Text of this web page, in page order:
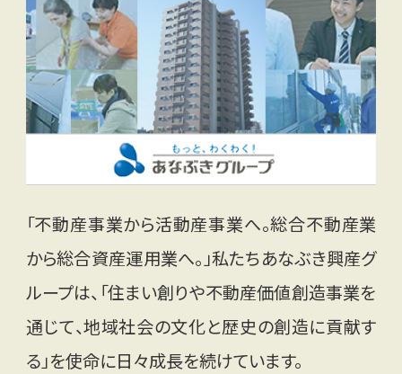
「不動産事業から活動産事業へ。総合不動産業
から総合資産運用業へ。」私たちあなぶき興産グ
ループは、「住まい創りや不動産価値創造事業を
通じて、地域社会の文化と歴史の創造に貢献す
る」を使命に日々成長を続けています。